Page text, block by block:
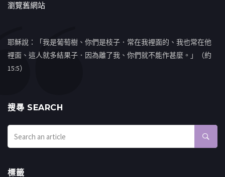
瀏覽舊網站
耶穌說：「我是葡萄樹、你們是枝子．常在我裡面的、我也常在他
裡面、這人就多結果子．因為離了我、你們就不能作甚麼。」（約
15:5）
搜㝷 SEARCH
標籤